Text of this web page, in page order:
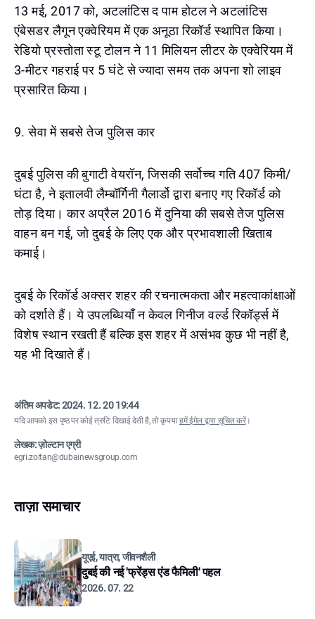
13 मई, 2017 को, अटलांटिस द पाम होटल ने अटलांटिस
एंबेसडर लैगून एक्वेरियम में एक अनूठा रिकॉर्ड स्थापित किया।
रेडियो प्रस्तोता स्टू टोलन ने 11 मिलियन लीटर के एक्वेरियम में
3-मीटर गहराई पर 5 घंटे से ज्यादा समय तक अपना शो लाइव
प्रसारित किया।
9. सेवा में सबसे तेज पुलिस कार
दुबई पुलिस की बुगाटी वेयरॉन, जिसकी सर्वोच्च गति 407 किमी/
घंटा है, ने इतालवी लैम्बॉर्गिनी गैलार्डो द्वारा बनाए गए रिकॉर्ड को
तोड़ दिया। कार अप्रैल 2016 में दुनिया की सबसे तेज पुलिस
वाहन बन गई, जो दुबई के लिए एक और प्रभावशाली खिताब
कमाई।
दुबई के रिकॉर्ड अक्सर शहर की रचनात्मकता और महत्वाकांक्षाओं
को दर्शाते हैं। ये उपलब्धियाँ न केवल गिनीज वर्ल्ड रिकॉर्ड्स में
विशेष स्थान रखती हैं बल्कि इस शहर में असंभव कुछ भी नहीं है,
यह भी दिखाते हैं।
अंतिम अपडेट:2024. 12. 20 19:44
यदि आपको इस पृष्ठ पर कोई त्रुटि दिखाई देती है, तो कृपयाहमें ईमेल द्वारा सूचित करें।
लेखक: ज़ोल्टान एग्री
egri.zoltan@dubainewsgroup.com
ताज़ा समाचार
यूएई, यात्रा, जीवनशैली
दुबई की नई 'फ्रेंड्स एंड फैमिली' पहल
2026. 07. 22